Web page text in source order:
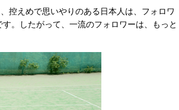
控えめで思いやりのある日本人は、フォロワ
。したがって、一流のフォロワーは、もっと